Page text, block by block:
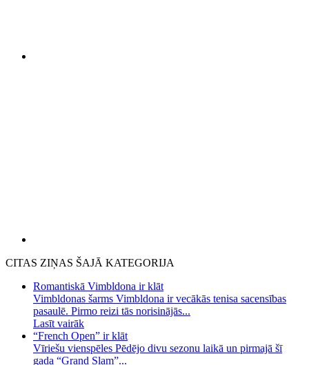
CITAS ZIŅAS ŠAJĀ KATEGORIJA
Romantiskā Vimbldona ir klāt
Vimbldonas šarms Vimbldona ir vecākās tenisa sacensības
pasaulē. Pirmo reizi tās norisinājās...
Lasīt vairāk
“French Open” ir klāt
Vīriešu vienspēles Pēdējo divu sezonu laikā un pirmajā šī
gada “Grand Slam”...